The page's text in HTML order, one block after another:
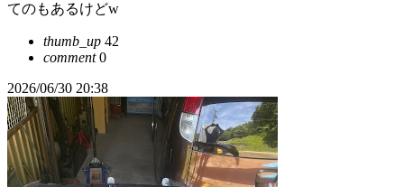
てのもあるけどw
thumb_up 42
comment0
2026/06/30 20:38